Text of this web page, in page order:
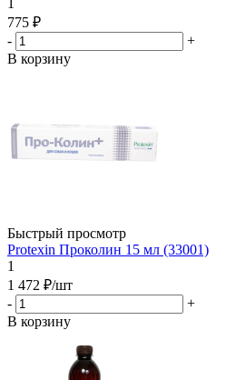
775 ₽
-
+
В корзину
Быстрый просмотр
Protexin Проколин 15 мл (33001)
1
1 472 ₽/шт
-
+
В корзину